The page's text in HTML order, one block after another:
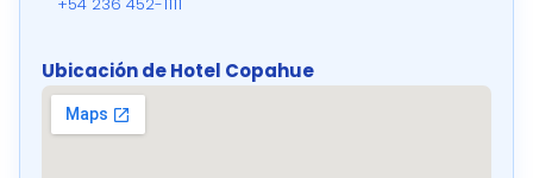
Ubicación de Hotel Copahue